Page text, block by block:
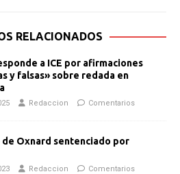
RELACIONADOS
a ICE por afirmaciones
y falsas» sobre redada en
Redaccion
Comentarios
Oxnard sentenciado por
Redaccion
Comentarios